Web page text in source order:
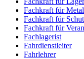
Fachkraft für
Fachkraft für
Fachkraft für
Fachlagerist
Fahrdienstleiter
Fahrlehrer